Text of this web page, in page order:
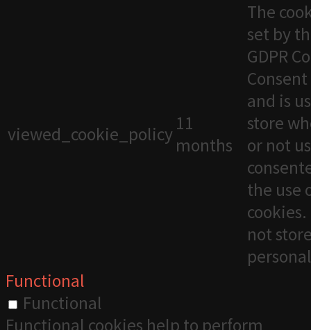
viewed_cookie_policy 11
months
The
set by
GDPR
and is
store
or not
the use
not
Functional
Functional
Functional cookies help to perform